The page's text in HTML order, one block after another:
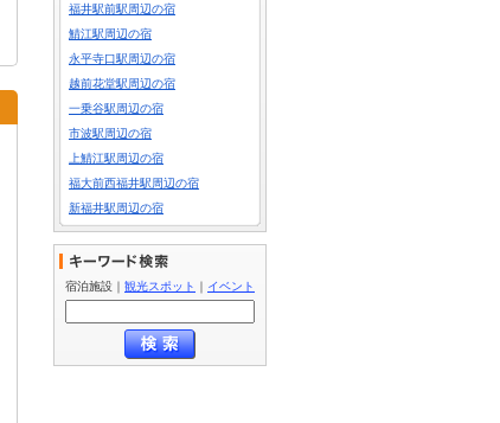
福井駅前駅周辺の宿
鯖江駅周辺の宿
永平寺口駅周辺の宿
越前花堂駅周辺の宿
一乗谷駅周辺の宿
市波駅周辺の宿
上鯖江駅周辺の宿
福大前西福井駅周辺の宿
新福井駅周辺の宿
宿泊施設 ｜ 観光スポット ｜ イベント